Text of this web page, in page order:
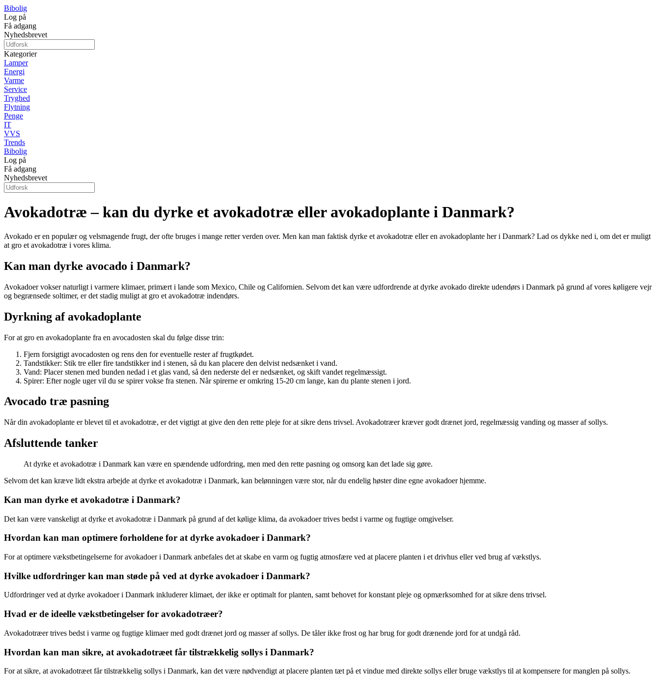
Bibolig
Log på
Få adgang
Nyhedsbrevet
Kategorier
Lamper
Energi
Varme
Service
Tryghed
Flytning
Penge
IT
VVS
Trends
Bibolig
Log på
Få adgang
Nyhedsbrevet
Avokadotræ – kan du dyrke et avokadotræ eller avokadoplante i Danmark?
Avokado er en populær og velsmagende frugt, der ofte bruges i mange retter verden over. Men kan man faktisk dyrke et avokadotræ eller en avokadoplante her i Danmark? Lad os dykke ned i, om det er muligt
at gro et avokadotræ i vores klima.
Kan man dyrke avocado i Danmark?
Avokadoer vokser naturligt i varmere klimaer, primært i lande som Mexico, Chile og Californien. Selvom det kan være udfordrende at dyrke avokado direkte udendørs i Danmark på grund af vores køligere vejr
og begrænsede soltimer, er det stadig muligt at gro et avokadotræ indendørs.
Dyrkning af avokadoplante
For at gro en avokadoplante fra en avocadosten skal du følge disse trin:
Fjern forsigtigt avocadosten og rens den for eventuelle rester af frugtkødet.
Tandstikker: Stik tre eller fire tandstikker ind i stenen, så du kan placere den delvist nedsænket i vand.
Vand: Placer stenen med bunden nedad i et glas vand, så den nederste del er nedsænket, og skift vandet regelmæssigt.
Spirer: Efter nogle uger vil du se spirer vokse fra stenen. Når spirerne er omkring 15-20 cm lange, kan du plante stenen i jord.
Avocado træ pasning
Når din avokadoplante er blevet til et avokadotræ, er det vigtigt at give den den rette pleje for at sikre dens trivsel. Avokadotræer kræver godt drænet jord, regelmæssig vanding og masser af sollys.
Afsluttende tanker
At dyrke et avokadotræ i Danmark kan være en spændende udfordring, men med den rette pasning og omsorg kan det lade sig gøre.
Selvom det kan kræve lidt ekstra arbejde at dyrke et avokadotræ i Danmark, kan belønningen være stor, når du endelig høster dine egne avokadoer hjemme.
Kan man dyrke et avokadotræ i Danmark?
Det kan være vanskeligt at dyrke et avokadotræ i Danmark på grund af det kølige klima, da avokadoer trives bedst i varme og fugtige omgivelser.
Hvordan kan man optimere forholdene for at dyrke avokadoer i Danmark?
For at optimere vækstbetingelserne for avokadoer i Danmark anbefales det at skabe en varm og fugtig atmosfære ved at placere planten i et drivhus eller ved brug af vækstlys.
Hvilke udfordringer kan man støde på ved at dyrke avokadoer i Danmark?
Udfordringer ved at dyrke avokadoer i Danmark inkluderer klimaet, der ikke er optimalt for planten, samt behovet for konstant pleje og opmærksomhed for at sikre dens trivsel.
Hvad er de ideelle vækstbetingelser for avokadotræer?
Avokadotræer trives bedst i varme og fugtige klimaer med godt drænet jord og masser af sollys. De tåler ikke frost og har brug for godt drænende jord for at undgå råd.
Hvordan kan man sikre, at avokadotræet får tilstrækkelig sollys i Danmark?
For at sikre, at avokadotræet får tilstrækkelig sollys i Danmark, kan det være nødvendigt at placere planten tæt på et vindue med direkte sollys eller bruge vækstlys til at kompensere for manglen på sollys.